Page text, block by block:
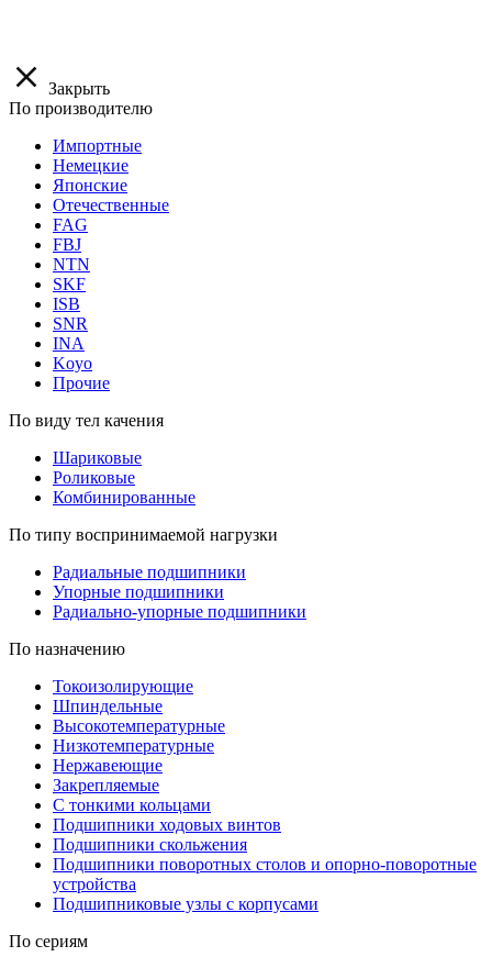
Закрыть
По производителю
Импортные
Немецкие
Японские
Отечественные
FAG
FBJ
NTN
SKF
ISB
SNR
INA
Koyo
Прочие
По виду тел качения
Шариковые
Роликовые
Комбинированные
По типу воспринимаемой нагрузки
Радиальные подшипники
Упорные подшипники
Радиально-упорные подшипники
По назначению
Токоизолирующие
Шпиндельные
Высокотемпературные
Низкотемпературные
Нержавеющие
Закрепляемые
С тонкими кольцами
Подшипники ходовых винтов
Подшипники скольжения
Подшипники поворотных столов и опорно-поворотные
устройства
Подшипниковые узлы с корпусами
По сериям